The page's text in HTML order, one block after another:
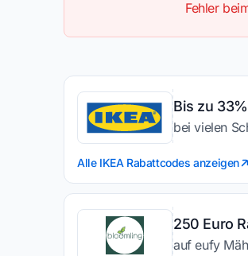
Fehler
Bis zu
bei vielen
Alle IKEA Rabattcodes anzeigen
250 Euro
auf eufy